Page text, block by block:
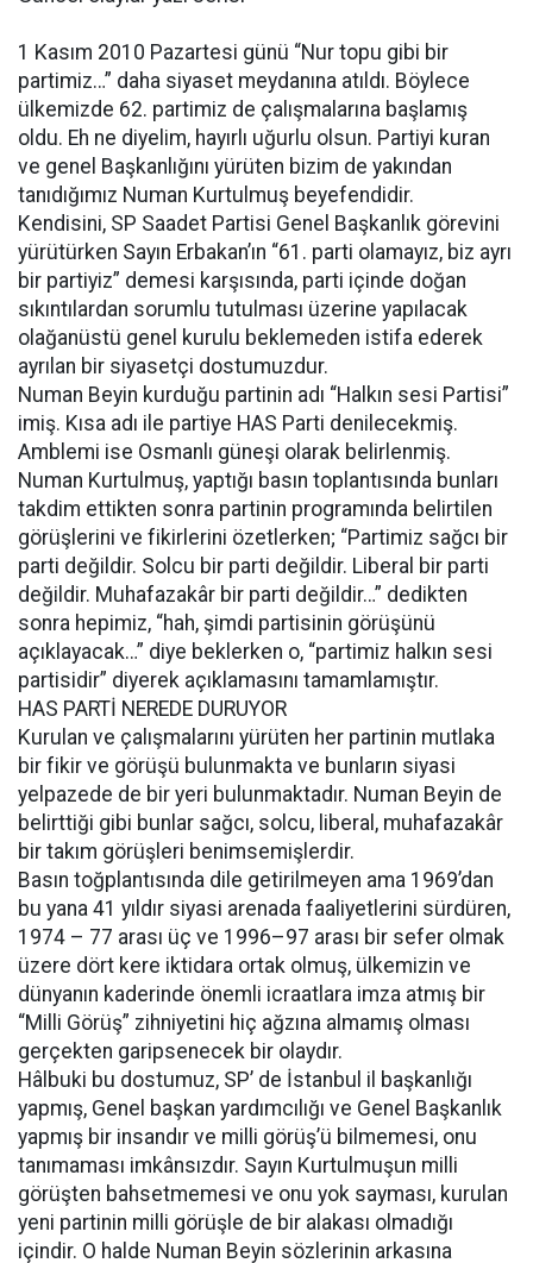
1 Kasım 2010 Pazartesi günü “Nur topu gibi bir
partimiz…” daha siyaset meydanına atıldı. Böylece
ülkemizde 62. partimiz de çalışmalarına başlamış
oldu. Eh ne diyelim, hayırlı uğurlu olsun. Partiyi kuran
ve genel Başkanlığını yürüten bizim de yakından
tanıdığımız Numan Kurtulmuş beyefendidir.
Kendisini, SP Saadet Partisi Genel Başkanlık görevini
yürütürken Sayın Erbakan’ın “61. parti olamayız, biz ayrı
bir partiyiz” demesi karşısında, parti içinde doğan
sıkıntılardan sorumlu tutulması üzerine yapılacak
olağanüstü genel kurulu beklemeden istifa ederek
ayrılan bir siyasetçi dostumuzdur.
Numan Beyin kurduğu partinin adı “Halkın sesi Partisi”
imiş. Kısa adı ile partiye HAS Parti denilecekmiş.
Amblemi ise Osmanlı güneşi olarak belirlenmiş.
Numan Kurtulmuş, yaptığı basın toplantısında bunları
takdim ettikten sonra partinin programında belirtilen
görüşlerini ve fikirlerini özetlerken; “Partimiz sağcı bir
parti değildir. Solcu bir parti değildir. Liberal bir parti
değildir. Muhafazakâr bir parti değildir…” dedikten
sonra hepimiz, “hah, şimdi partisinin görüşünü
açıklayacak…” diye beklerken o, “partimiz halkın sesi
partisidir” diyerek açıklamasını tamamlamıştır.
HAS PARTİ NEREDE DURUYOR
Kurulan ve çalışmalarını yürüten her partinin mutlaka
bir fikir ve görüşü bulunmakta ve bunların siyasi
yelpazede de bir yeri bulunmaktadır. Numan Beyin de
belirttiği gibi bunlar sağcı, solcu, liberal, muhafazakâr
bir takım görüşleri benimsemişlerdir.
Basın toğplantısında dile getirilmeyen ama 1969’dan
bu yana 41 yıldır siyasi arenada faaliyetlerini sürdüren,
1974 – 77 arası üç ve 1996–97 arası bir sefer olmak
üzere dört kere iktidara ortak olmuş, ülkemizin ve
dünyanın kaderinde önemli icraatlara imza atmış bir
“Milli Görüş” zihniyetini hiç ağzına almamış olması
gerçekten garipsenecek bir olaydır.
Hâlbuki bu dostumuz, SP’ de İstanbul il başkanlığı
yapmış, Genel başkan yardımcılığı ve Genel Başkanlık
yapmış bir insandır ve milli görüş’ü bilmemesi, onu
tanımaması imkânsızdır. Sayın Kurtulmuşun milli
görüşten bahsetmemesi ve onu yok sayması, kurulan
yeni partinin milli görüşle de bir alakası olmadığı
içindir. O halde Numan Beyin sözlerinin arkasına